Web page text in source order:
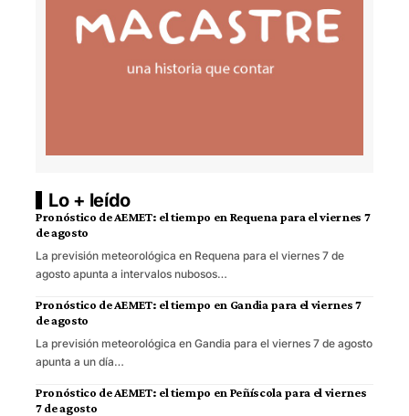
Lo + leído
Pronóstico de AEMET: el tiempo en Requena para el viernes 7
de agosto
La previsión meteorológica en Requena para el viernes 7 de
agosto apunta a intervalos nubosos…
Pronóstico de AEMET: el tiempo en Gandia para el viernes 7
de agosto
La previsión meteorológica en Gandia para el viernes 7 de agosto
apunta a un día…
Pronóstico de AEMET: el tiempo en Peñíscola para el viernes
7 de agosto